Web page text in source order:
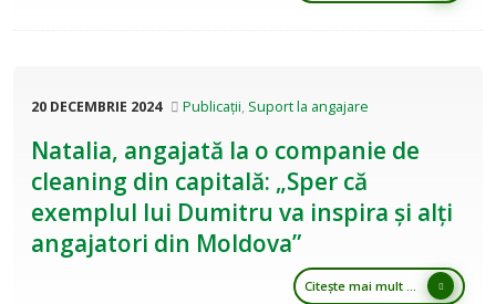
20 DECEMBRIE 2024 Publicații, Suport la angajare
Natalia, angajată la o companie de
cleaning din capitală: „Sper că
exemplul lui Dumitru va inspira și alți
angajatori din Moldova”
Citește mai mult ...